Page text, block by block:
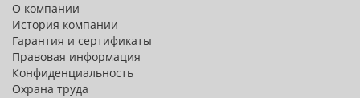
О компании
История компании
Гарантия и сертификаты
Правовая информация
Конфиденциальность
Охрана труда